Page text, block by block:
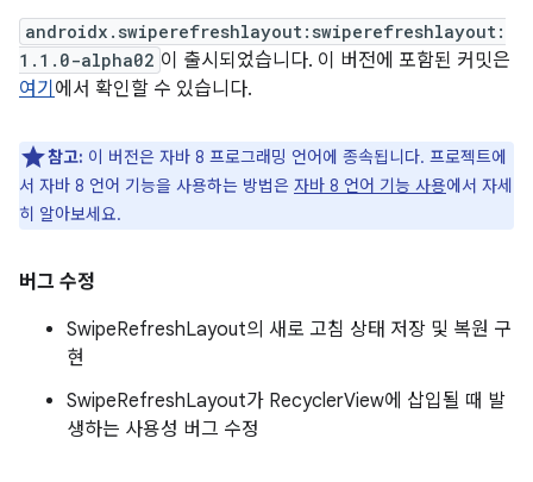
androidx.swiperefreshlayout:swiperefreshlayout:
1.1.0-alpha02 이 출시되었습니다. 이 버전에 포함된 커밋은
여기 에서 확인할 수 있습니다.
참고: 이 버전은 자바 8 프로그래밍 언어에 종속됩니다. 프로젝트에
서 자바 8 언어 기능을 사용하는 방법은 자바 8 언어 기능 사용에서 자세
히 알아보세요.
버그 수정
SwipeRefreshLayout의 새로 고침 상태 저장 및 복원 구
현
SwipeRefreshLayout가 RecyclerView에 삽입될 때 발
생하는 사용성 버그 수정